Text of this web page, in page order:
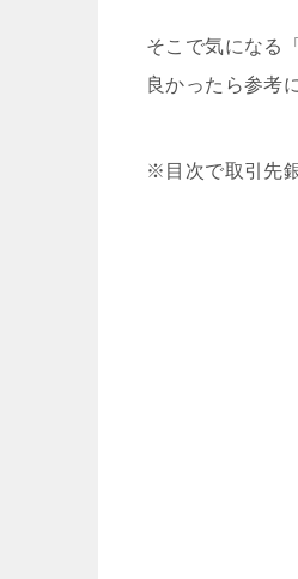
そこで気になる
良かったら参考
※目次で取引先